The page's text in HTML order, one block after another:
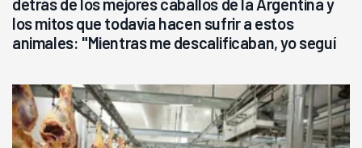
los mitos que todavía hacen sufrir a estos
animales: "Mientras me descalificaban, yo seguí